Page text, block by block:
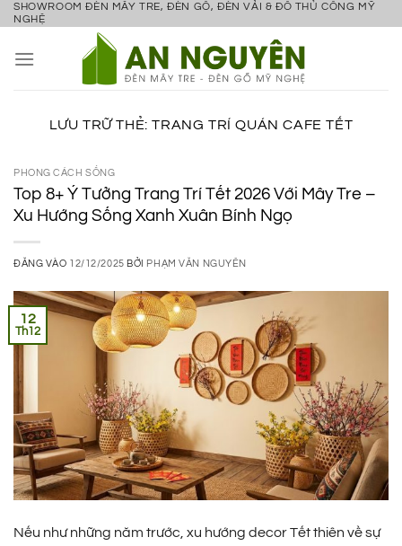
Bỏ
nội
SHOWROOM ĐÈN MÂY TRE, ĐÈN GỖ, ĐÈN VẢI & ĐỒ THỦ CÔNG MỸ
NGHỆ
LƯU TRỮ THẺ: TRANG TRÍ QUÁN CAFE TẾT
PHONG CÁCH SỐNG
Top 8+ Ý Tưởng Trang Trí Tết 2026 Với Mây Tre –
Xu Hướng Sống Xanh Xuân Bính Ngọ
ĐĂNG VÀO 12/12/2025 BỞI PHẠM VĂN NGUYÊN
12
Th12
Nếu như những năm trước, xu hướng decor Tết thiên về sự